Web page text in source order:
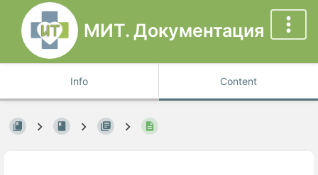
МИТ. Документация
Info Content